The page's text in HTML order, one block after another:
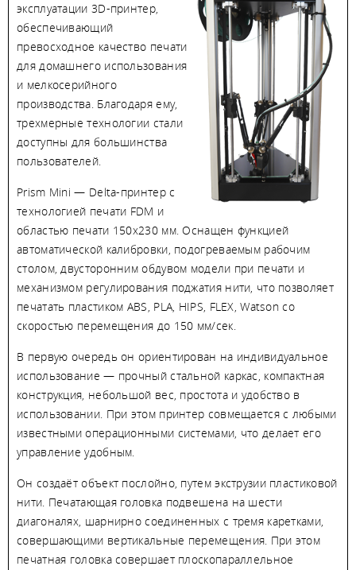
эксплуатации 3D-принтер,
обеспечивающий
превосходное качество печати
для домашнего использования
и мелкосерийного
производства. Благодаря ему,
трехмерные технологии стали
доступны для большинства
пользователей.
Prism Mini — Delta-принтер с
технологией печати FDM и
областью печати 150х230 мм. Оснащен функцией
автоматической калибровки, подогреваемым рабочим
столом, двусторонним обдувом модели при печати и
механизмом регулирования поджатия нити, что позволяет
печатать пластиком ABS, PLA, HIPS, FLEX, Watson со
скоростью перемещения до 150 мм/сек.
В первую очередь он ориентирован на индивидуальное
использование — прочный стальной каркас, компактная
конструкция, небольшой вес, простота и удобство в
использовании. При этом принтер совмещается с любыми
известными операционными системами, что делает его
управление удобным.
Он создаёт объект послойно, путем экструзии пластиковой
нити. Печатающая головка подвешена на шести
диагоналях, шарнирно соединенных с тремя каретками,
совершающими вертикальные перемещения. При этом
печатная головка совершает плоскопараллельное